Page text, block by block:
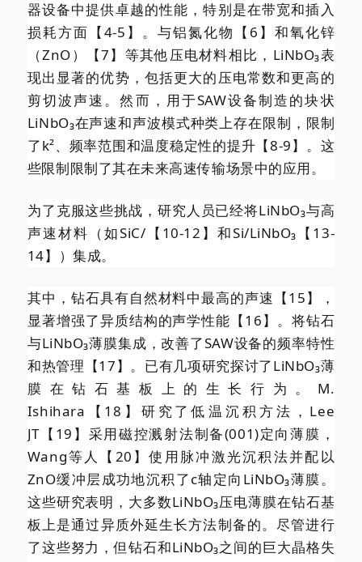
器设备中提供卓越的性能，特别是在带宽和插入
损耗方面【4-5】。与铝氮化物【6】和氧化锌
（ZnO）【7】等其他压电材料相比，LiNbO₃表
现出显著的优势，包括更大的压电常数和更高的
剪切波声速。然而，用于SAW设备制造的块状
LiNbO₃在声速和声波模式种类上存在限制，限制
了k²、频率范围和温度稳定性的提升【8-9】。这
些限制限制了其在未来高速传输场景中的应用。
为了克服这些挑战，研究人员已经将LiNbO₃与高
声速材料（如SiC/【10-12】和Si/LiNbO₃【13-
14】）集成。
其中，钻石具有自然材料中最高的声速【15】，
显著增强了异质结构的声学性能【16】。将钻石
与LiNbO₃薄膜集成，改善了SAW设备的频率特性
和热管理【17】。已有几项研究探讨了LiNbO₃薄
膜在钻石基板上的生长行为。M.
Ishihara【18】研究了低温沉积方法，Lee
JT【19】采用磁控溅射法制备(001)定向薄膜，
Wang等人【20】使用脉冲激光沉积法并配以
ZnO缓冲层成功地沉积了c轴定向LiNbO₃薄膜。
这些研究表明，大多数LiNbO₃压电薄膜在钻石基
板上是通过异质外延生长方法制备的。尽管进行
了这些努力，但钻石和LiNbO₃之间的巨大晶格失